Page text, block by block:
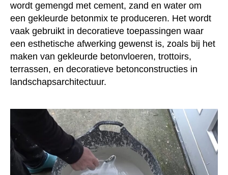
wordt gemengd met cement, zand en water om
een gekleurde betonmix te produceren. Het wordt
vaak gebruikt in decoratieve toepassingen waar
een esthetische afwerking gewenst is, zoals bij het
maken van gekleurde betonvloeren, trottoirs,
terrassen, en decoratieve betonconstructies in
landschapsarchitectuur.